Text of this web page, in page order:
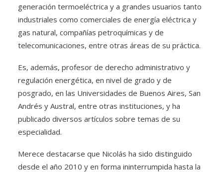
generación termoeléctrica y a grandes usuarios tanto
industriales como comerciales de energía eléctrica y
gas natural, compañías petroquímicas y de
telecomunicaciones, entre otras áreas de su práctica.
Es, además, profesor de derecho administrativo y
regulación energética, en nivel de grado y de
posgrado, en las Universidades de Buenos Aires, San
Andrés y Austral, entre otras instituciones, y ha
publicado diversos artículos sobre temas de su
especialidad.
Merece destacarse que Nicolás ha sido distinguido
desde el año 2010 y en forma ininterrumpida hasta la